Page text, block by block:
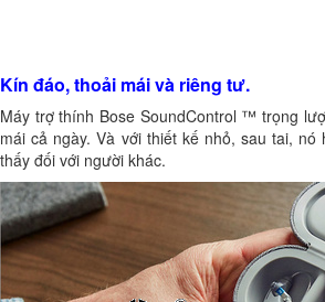
Kín đáo, thoải mái và riêng tư.
Máy trợ thính Bose SoundControl ™ trọng
mái cả ngày. Và với thiết kế nhỏ, sau tai,
thấy đối với người khác.